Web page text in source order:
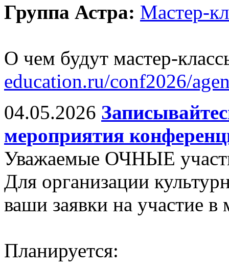
Группа Астра: Мастер-
О чем будут мастер-
education.ru/conf2026/
04.05.2026
мероприятия
Уважаемые ОЧНЫЕ
Для организации
ваши заявки на участие в
Планируется: